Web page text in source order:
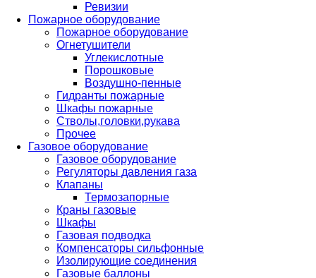
Ревизии
Пожарное оборудование
Пожарное оборудование
Огнетушители
Углекислотные
Порошковые
Воздушно-пенные
Гидранты пожарные
Шкафы пожарные
Стволы,головки,рукава
Прочее
Газовое оборудование
Газовое оборудование
Регуляторы давления газа
Клапаны
Термозапорные
Краны газовые
Шкафы
Газовая подводка
Компенсаторы сильфонные
Изолирующие соединения
Газовые баллоны